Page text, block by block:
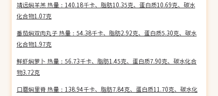
靖远焖羊羔 热量：140.18千卡、脂肪10.35克、蛋白质10.69克、碳水
化合物1.07克
番茄焖双肉丸子 热量：54.38千卡、脂肪2.92克、蛋白质5.30克、碳水
化合物1.97克
鲜虾焖萝卜 热量：56.73千卡、脂肪1.45克、蛋白质7.90克、碳水化合
物3.72克
口蘑焖里脊 热量：138.94千卡、脂肪7.84克、蛋白质11.70克、碳水化